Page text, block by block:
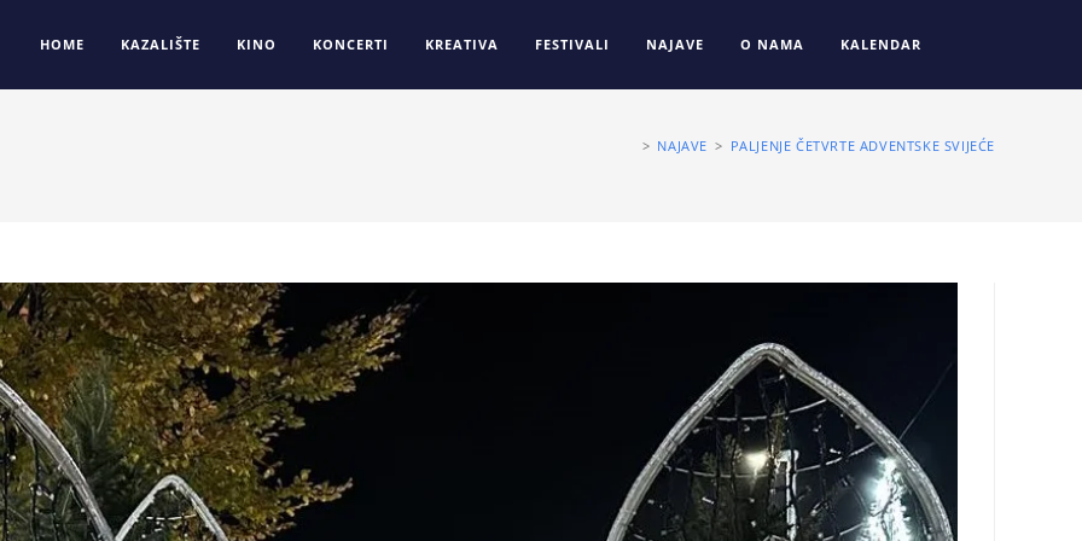
HOME KAZALIŠTE KINO KONCERTI KREATIVA FESTIVALI NAJAVE O NAMA KALENDAR
> NAJAVE > PALJENJE ČETVRTE ADVENTSKE SVIJEĆE